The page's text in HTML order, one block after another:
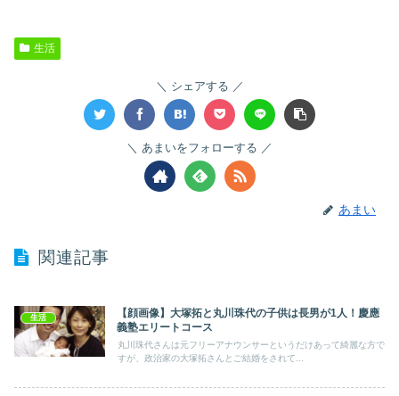
生活
シェアする
あまいをフォローする
あまい
関連記事
生活
【顔画像】大塚拓と丸川珠代の子供は長男が1人！慶應
義塾エリートコース
丸川珠代さんは元フリーアナウンサーというだけあって綺麗な方で
すが、政治家の大塚拓さんとご結婚をされて...